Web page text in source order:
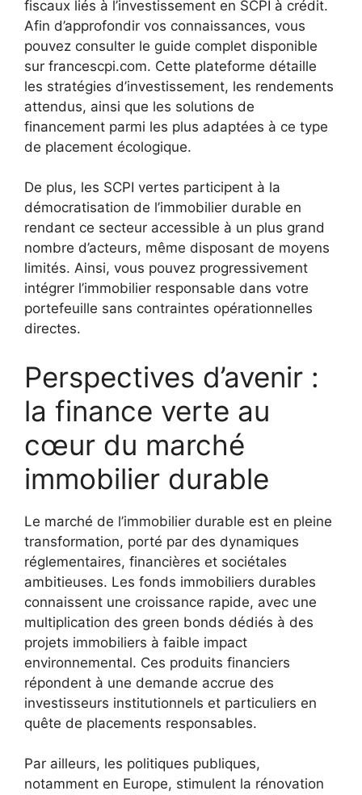
fiscaux liés à l’investissement en SCPI à crédit.
Afin d’approfondir vos connaissances, vous
pouvez consulter le guide complet disponible
sur francescpi.com. Cette plateforme détaille
les stratégies d’investissement, les rendements
attendus, ainsi que les solutions de
financement parmi les plus adaptées à ce type
de placement écologique.
De plus, les SCPI vertes participent à la
démocratisation de l’immobilier durable en
rendant ce secteur accessible à un plus grand
nombre d’acteurs, même disposant de moyens
limités. Ainsi, vous pouvez progressivement
intégrer l’immobilier responsable dans votre
portefeuille sans contraintes opérationnelles
directes.
Perspectives d’avenir :
la finance verte au
cœur du marché
immobilier durable
Le marché de l’immobilier durable est en pleine
transformation, porté par des dynamiques
réglementaires, financières et sociétales
ambitieuses. Les fonds immobiliers durables
connaissent une croissance rapide, avec une
multiplication des green bonds dédiés à des
projets immobiliers à faible impact
environnemental. Ces produits financiers
répondent à une demande accrue des
investisseurs institutionnels et particuliers en
quête de placements responsables.
Par ailleurs, les politiques publiques,
notamment en Europe, stimulent la rénovation